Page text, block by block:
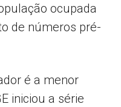
ocupada
de números pré-
é a menor
iniciou a série